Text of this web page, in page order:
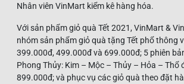
Nhân viên VinMart kiểm kê hàng hóa.
Với sản phẩm giỏ quà Tết 2021, VinMart &
nhóm sản phẩm giỏ quà tặng Tết phổ thông
399.000đ, 499.000đ và 699.000đ; 5 phiên
Phong Thủy: Kim – Mộc – Thủy – Hỏa – Thổ
899.000đ; và phục vụ các giỏ quà theo đặt